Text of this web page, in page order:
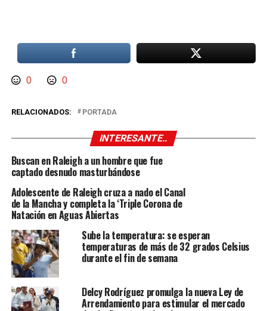
0 0
RELACIONADOS: PORTADA
INTERESANTE..
Buscan en Raleigh a un hombre que fue
captado desnudo masturbándose
Adolescente de Raleigh cruza a nado el Canal
de la Mancha y completa la ‘Triple Corona de
Natación en Aguas Abiertas
Sube la temperatura: se esperan
temperaturas de más de 32 grados Celsius
durante el fin de semana
Delcy Rodríguez promulga la nueva Ley de
Arrendamiento para estimular el mercado